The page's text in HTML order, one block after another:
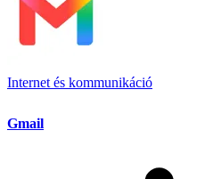
Internet és kommunikáció
Gmail